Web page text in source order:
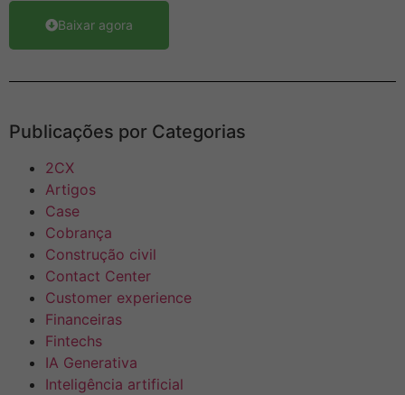
Baixar agora
Publicações por Categorias
2CX
Artigos
Case
Cobrança
Construção civil
Contact Center
Customer experience
Financeiras
Fintechs
IA Generativa
Inteligência artificial